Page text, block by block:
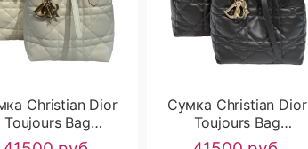
Christian Dior
Toujours Bag
RN2689
Сумка Christian Dior
Toujours Bag
RN2688